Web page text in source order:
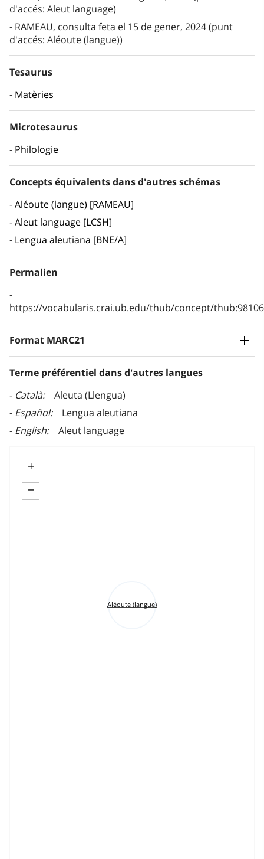
d'accés: Aleut language)
RAMEAU, consulta feta el 15 de gener, 2024 (punt
d'accés: Aléoute (langue))
Tesaurus
Matèries
Microtesaurus
Philologie
Concepts équivalents dans d'autres schémas
Aléoute (langue) [RAMEAU]
Aleut language [LCSH]
Lengua aleutiana [BNE/A]
Permalien
https://vocabularis.crai.ub.edu/thub/concept/
Format MARC21
Terme préférentiel dans d'autres langues
Català
Aleuta (Llengua)
Español
Lengua aleutiana
English
Aleut language
+
−
Aléoute (langue)